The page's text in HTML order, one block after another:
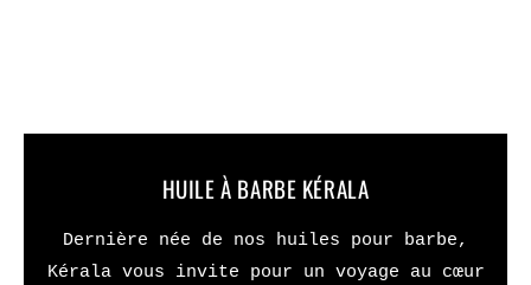
HUILE À BARBE KÉRALA
Dernière née de nos huiles pour barbe,
Kérala vous invite pour un voyage au cœur